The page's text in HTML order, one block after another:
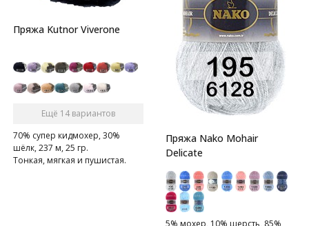
Пряжа Kutnor Viverone
Ещё 14 вариантов
70% супер кидмохер, 30%
шёлк, 237 м, 25 гр.
Тонкая, мягкая и пушистая.
Пряжа Nako Mohair
Delicate
5% мохер, 10% шерсть, 85%